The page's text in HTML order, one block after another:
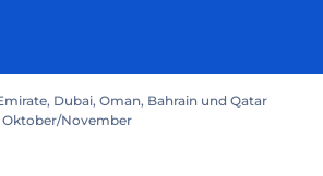
Dubai, Oman, Bahrain und Qatar
Oktober/November